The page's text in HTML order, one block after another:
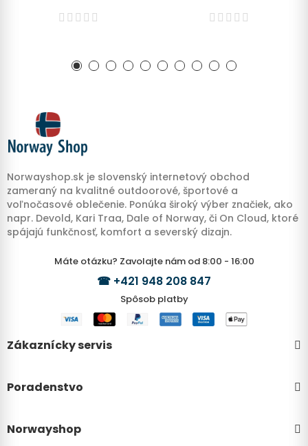
Norwayshop.sk je slovenský internetový obchod
zameraný na kvalitné outdoorové, športové a
voľnočasové oblečenie. Ponúka široký výber značiek, ako
napr. Devold, Kari Traa, Dale of Norway, či On Cloud, ktoré
spájajú funkčnosť, komfort a severský dizajn.
Máte otázku? Zavolajte nám od 8:00 - 16:00
☎ +421 948 208 847
Spôsob platby
Zákaznícky servis
Poradenstvo
Norwayshop